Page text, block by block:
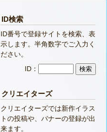
ID検索
ID番号で登録サイトを検索、表
示します。半角数字でご入力く
ださい。
ID：
クリエイターズ
クリエイターズでは新作イラス
トの投稿や、バナーの登録が出
来ます。